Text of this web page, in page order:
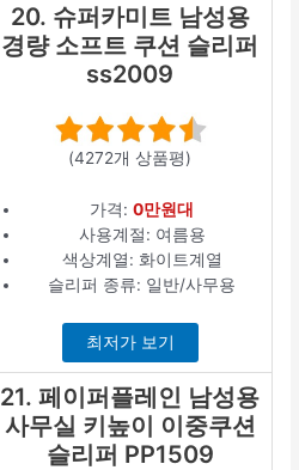
20. 슈퍼카미트 남성용
경량 소프트 쿠션 슬리퍼
ss2009
(4272개 상품평)
가격:0만원대
사용계절: 여름용
색상계열: 화이트계열
슬리퍼 종류: 일반/사무용
최저가 보기
21. 페이퍼플레인 남성용
사무실 키높이 이중쿠션
슬리퍼 PP1509